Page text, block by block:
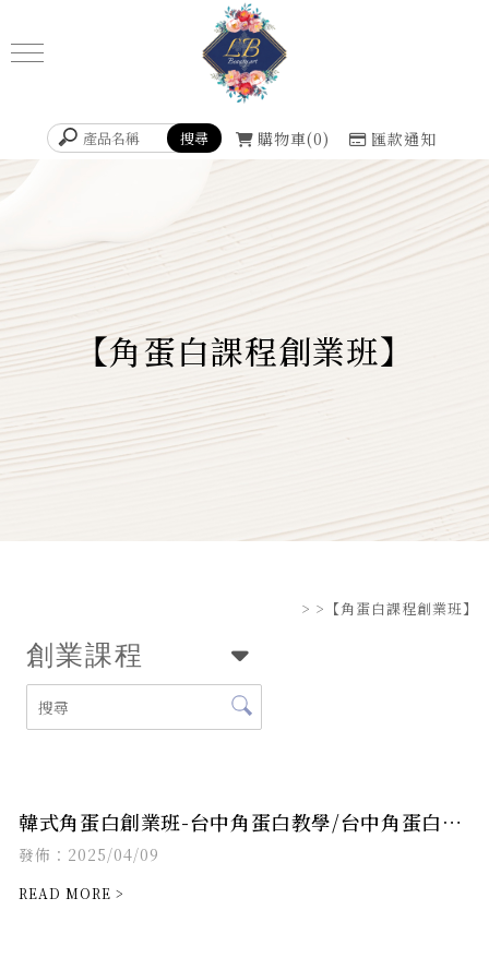
購物車 0 匯款通知
【角蛋白課程創業班】
> >【角蛋白課程創業班】
創業課程
韓式角蛋白創業班-台中角蛋白教學/台中角蛋白課
程/高雄角蛋白課程/台南角蛋白課程
發佈：2025/04/09